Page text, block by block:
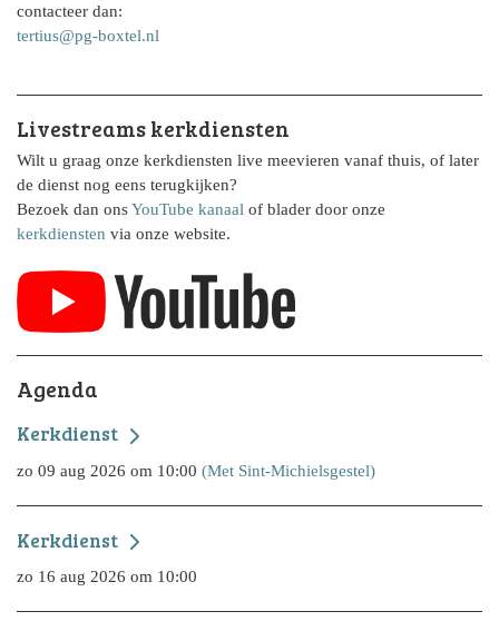
contacteer dan:
tertius@pg-boxtel.nl
Livestreams kerkdiensten
Wilt u graag onze kerkdiensten live meevieren vanaf thuis, of later
de dienst nog eens terugkijken?
Bezoek dan onsYouTube kanaal of blader door onze
kerkdiensten via onze website.
Agenda
Kerkdienst
zo 09 aug 2026 om 10:00 (Met Sint-Michielsgestel)
Kerkdienst
zo 16 aug 2026 om 10:00